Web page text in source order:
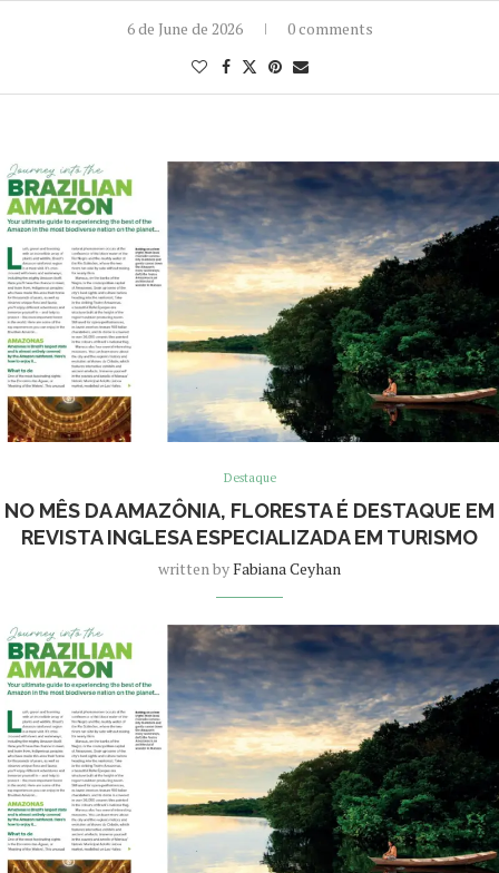
6 de June de 2026 0 comments
Destaque
NO MÊS DA AMAZÔNIA, FLORESTA É DESTAQUE EM
REVISTA INGLESA ESPECIALIZADA EM TURISMO
written byFabiana Ceyhan